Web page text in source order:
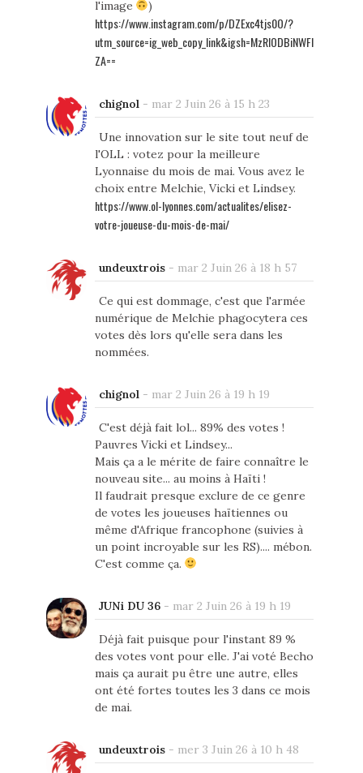
l'image )
https://www.instagram.com/p/DZExc4tjs0O/?
utm_source=ig_web_copy_link&igsh=MzRlODBiNWFl
ZA==
chignol- mar 2 Juin 26 à 15 h 23
Une innovation sur le site tout neuf de
l'OLL : votez pour la meilleure
Lyonnaise du mois de mai. Vous avez le
choix entre Melchie, Vicki et Lindsey.
https://www.ol-lyonnes.com/actualites/elisez-
votre-joueuse-du-mois-de-mai/
undeuxtrois- mar 2 Juin 26 à 18 h 57
Ce qui est dommage, c'est que l'armée
numérique de Melchie phagocytera ces
votes dès lors qu'elle sera dans les
nommées.
chignol- mar 2 Juin 26 à 19 h 19
C'est déjà fait lol... 89% des votes !
Pauvres Vicki et Lindsey...
Mais ça a le mérite de faire connaître le
nouveau site... au moins à Haïti !
Il faudrait presque exclure de ce genre
de votes les joueuses haïtiennes ou
même d'Afrique francophone (suivies à
un point incroyable sur les RS).... mébon.
C'est comme ça.
JUNi DU 36- mar 2 Juin 26 à 19 h 19
Déjà fait puisque pour l'instant 89 %
des votes vont pour elle. J'ai voté Becho
mais ça aurait pu être une autre, elles
ont été fortes toutes les 3 dans ce mois
de mai.
undeuxtrois- mer 3 Juin 26 à 10 h 48